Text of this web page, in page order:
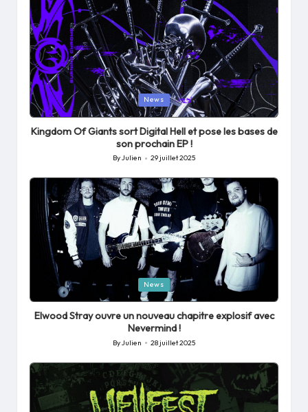
Posted
in
News
Kingdom Of Giants sort Digital Hell et pose les bases de
son prochain EP !
Posted
by
ByJulien 29 juillet 2025
Posted
News
Elwood Stray ouvre un nouveau chapitre explosif avec
Nevermind !
Posted
ByJulien 28 juillet 2025